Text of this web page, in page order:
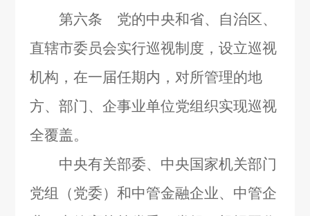
第六条 党的中央和省、自治区、
直辖市委员会实行巡视制度，设立巡视
机构，在一届任期内，对所管理的地
方、部门、企事业单位党组织实现巡视
全覆盖。
中央有关部委、中央国家机关部门
党组（党委）和中管金融企业、中管企